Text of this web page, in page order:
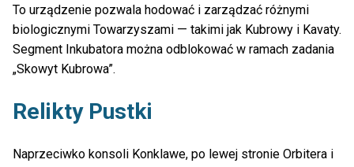
To urządzenie pozwala hodować i zarządzać różnymi
biologicznymi Towarzyszami — takimi jak Kubrowy i Kavaty.
Segment Inkubatora można odblokować w ramach zadania
„Skowyt Kubrowa”.
Relikty Pustki
Naprzeciwko konsoli Konklawe, po lewej stronie Orbitera i